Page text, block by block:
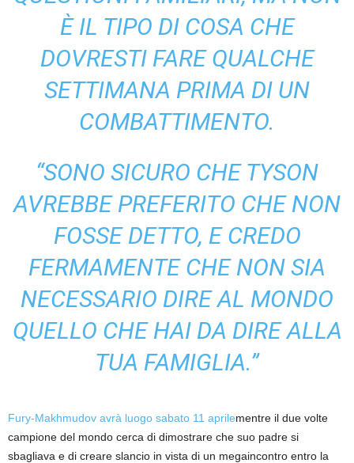
È IL TIPO DI COSA CHE
DOVRESTI FARE QUALCHE
SETTIMANA PRIMA DI UN
COMBATTIMENTO.
“SONO SICURO CHE TYSON
AVREBBE PREFERITO CHE NON
FOSSE DETTO, E CREDO
FERMAMENTE CHE NON SIA
NECESSARIO DIRE AL MONDO
QUELLO CHE HAI DA DIRE ALLA
TUA FAMIGLIA.”
Fury-Makhmudov avrà luogo sabato 11 aprilementre il due volte
campione del mondo cerca di dimostrare che suo padre si
sbagliava e di creare slancio in vista di un megaincontro entro la